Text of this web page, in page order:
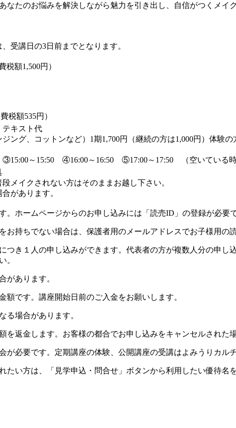
なたのお悩みを解決しながら魅力を引き出し、自信がつくメイ
受講日の3日前までとなります。
税額1,500円）
税額535円）
テキスト代
ング、コットンなど）1期1,700円（継続の方は1,000円）体験の
～15:50 ④16:00～16:50 ⑤17:00～17:50 （空いている時
メイクされない方はそのままお越し下さい。
があります。
。ホームページからのお申し込みには「読売ID」の登録が必要
持ちでない場合は、保護者用のメールアドレスでお子様用の
き１人の申し込みができます。代表者の方が複数人分の申し
。
があります。
です。講座開始日前のご入金をお願いします。
る場合があります。
返金します。お客様の都合でお申し込みをキャンセルされた
必要です。定期講座の体験、公開講座の受講はよみうりカル
い方は、「見学申込・問合せ」ボタンから利用したい優待名